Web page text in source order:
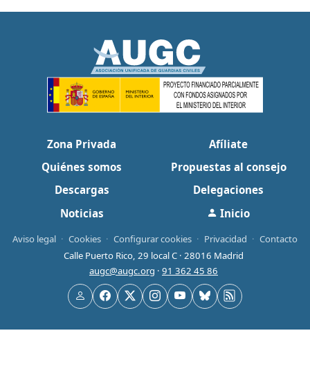
Zona Privada
Afíliate
Quiénes somos
Propuestas al consejo
Descargas
Delegaciones
Noticias
Inicio
Aviso legal · Cookies · Configurar cookies · Privacidad · Contacto
Calle Puerto Rico, 29 local C · 28016 Madrid
augc@augc.org · 91 362 45 86
UsuarioFacebook
X Instagram
YouTube
Bluesky
RSS